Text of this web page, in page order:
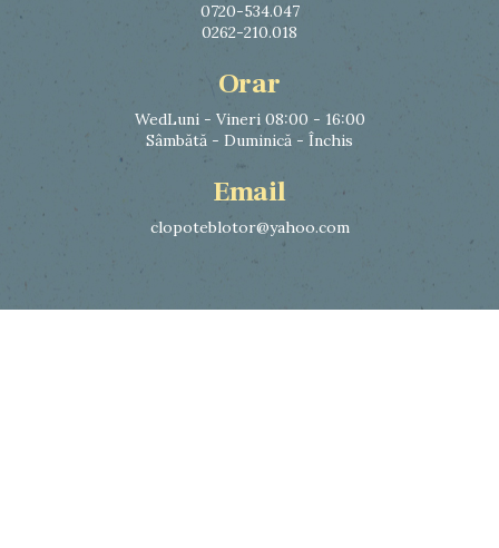
0720-534.047
0262-210.018
Orar
WedLuni - Vineri 08:00 - 16:00
Sâmbătă - Duminică - Închis
Email
clopoteblotor@yahoo.com